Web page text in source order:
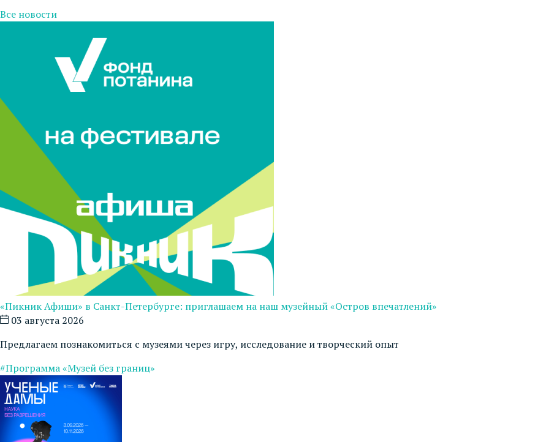
Все новости
«Пикник Афиши» в Санкт-Петербурге: приглашаем на наш музейный «Остров впечатлений»
03 августа 2026
Предлагаем познакомиться с музеями через игру, исследование и творческий опыт
#Программа «Музей без границ»